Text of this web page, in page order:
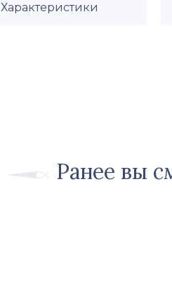
Характеристики
Ранее вы